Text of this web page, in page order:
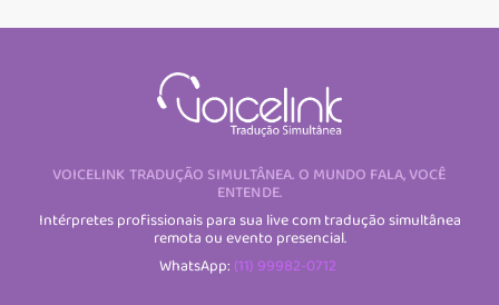
VOICELINK TRADUÇÃO SIMULTÂNEA. O MUNDO FALA, VOCÊ
ENTENDE.
Intérpretes profissionais para sua live com tradução simultânea
remota ou evento presencial.
WhatsApp: (11) 99982-0712